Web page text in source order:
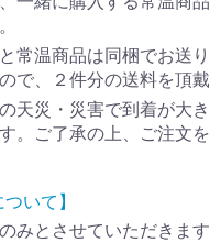
常温商品は同梱でお送
で、２件分の送料を頂戴
天災・災害で到着が大
。ご了承の上、ご注文
いて】
みとさせていただきます